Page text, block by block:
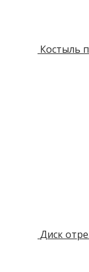
Костыль
Диск